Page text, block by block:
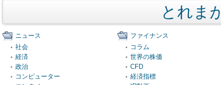
とれま
ニュース
社会
経済
政治
コンピューター
ファイナンス
コラム
世界の株価
CFD
経済指標